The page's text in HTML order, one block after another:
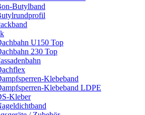
Butylband
U150 Top
230 Top
Klebeband
Klebeband LDPE
Kleber